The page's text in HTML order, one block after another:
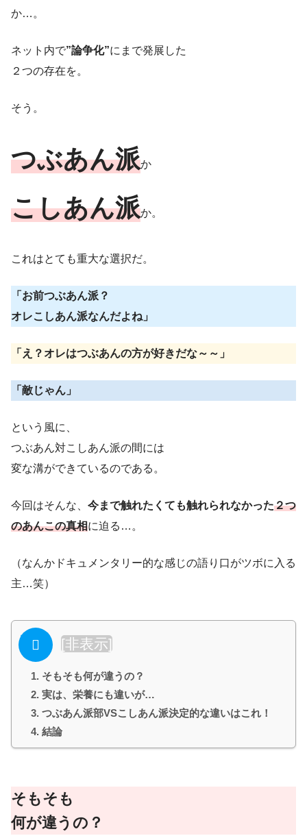
か…。
ネット内で”論争化”にまで発展した
２つの存在を。
そう。
つぶあん派か
こしあん派か。
これはとても重大な選択だ。
「お前つぶあん派？
オレこしあん派なんだよね」
「え？オレはつぶあんの方が好きだな～～」
「敵じゃん」
という風に、
つぶあん対こしあん派の間には
変な溝ができているのである。
今回はそんな、 今まで触れたくても触れられなかった２つ
のあんこの真相に迫る…。
（なんかドキュメンタリー的な感じの語り口がツボに入る
主…笑）
目次 [非表示]
そもそも何が違うの？
実は、栄養にも違いが…
つぶあん派部VSこしあん派決定的な違いはこれ！
結論
そもそも
何が違うの？